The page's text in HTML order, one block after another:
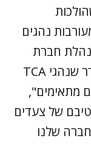
נהגים
חברת
המוניות TCA באמסטרדם. "אם יתברר שנהגי TCA
מתאימים",
של צעדים
שלנו